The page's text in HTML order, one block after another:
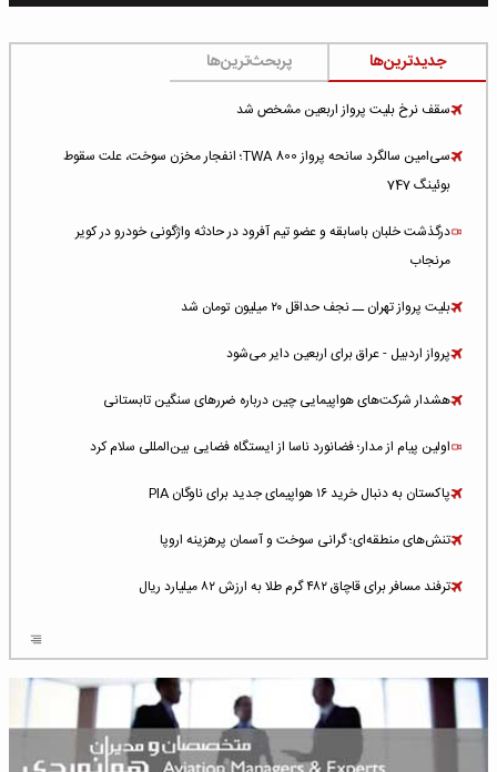
جدیدترین‌ها پربحث‌ترین‌ها
سقف نرخ بلیت پرواز اربعین مشخص شد
سی‌امین سالگرد سانحه پرواز TWA 800؛ انفجار مخزن سوخت، علت سقوط
بوئینگ 747
درگذشت خلبان باسابقه و عضو تیم آفرود در حادثه واژگونی خودرو در کویر
مرنجاب
بلیت پرواز تهران ــ نجف حداقل ۲۰ میلیون تومان شد
پرواز اردبیل - عراق برای اربعین دایر می‌شود
هشدار شرکت‌های هواپیمایی چین درباره ضررهای سنگین تابستانی
اولین پیام از مدار؛ فضانورد ناسا از ایستگاه فضایی بین‌المللی سلام کرد
پاکستان به دنبال خرید ۱۶ هواپیمای جدید برای ناوگان PIA
تنش‌های منطقه‌ای؛ گرانی سوخت و آسمان پرهزینه اروپا
ترفند مسافر برای قاچاق ۴۸۲ گرم طلا به ارزش ۸۲ میلیارد ریال
شلوغ‌ترین فرودگاه‌های اروپا در ۲۰۲۵: لندن، استانبول و پاریس
پخش زنده پرواز سیزدهم موشک استارشیپ اسپیس‌ایکس [جمعه ساعت ۰۱:۴۵]